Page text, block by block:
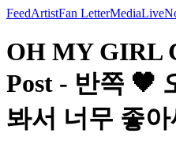
FeedArtistFan LetterMediaLive
OH MY GIRL
Post - 반쪽 🖤
봐서 너무 좋